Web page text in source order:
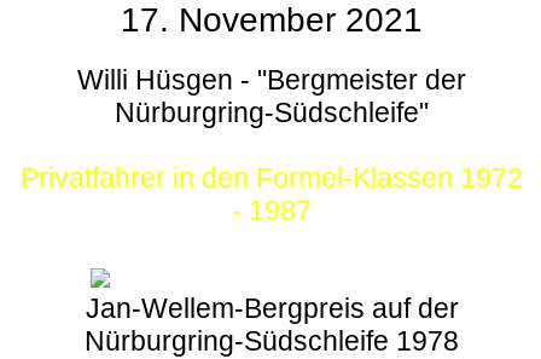
17. November 2021
Willi Hüsgen - "Bergmeister der
Nürburgring-Südschleife"
Privatfahrer in den Formel-Klassen 1972
- 1987
Jan-Wellem-Bergpreis auf der
Nürburgring-Südschleife 1978